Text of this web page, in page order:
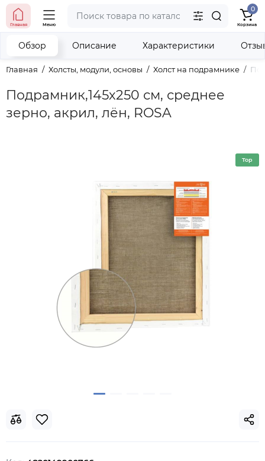
тел. (098) 673-42-06
наши контакты
Главная Меню
0
Корзина
Главная Холсты, модули, основы Холст на подрамнике
Подрамник,145х250 см, среднее
зерно, акрил, лён, ROSA
Обзор Описание Характеристики
Top